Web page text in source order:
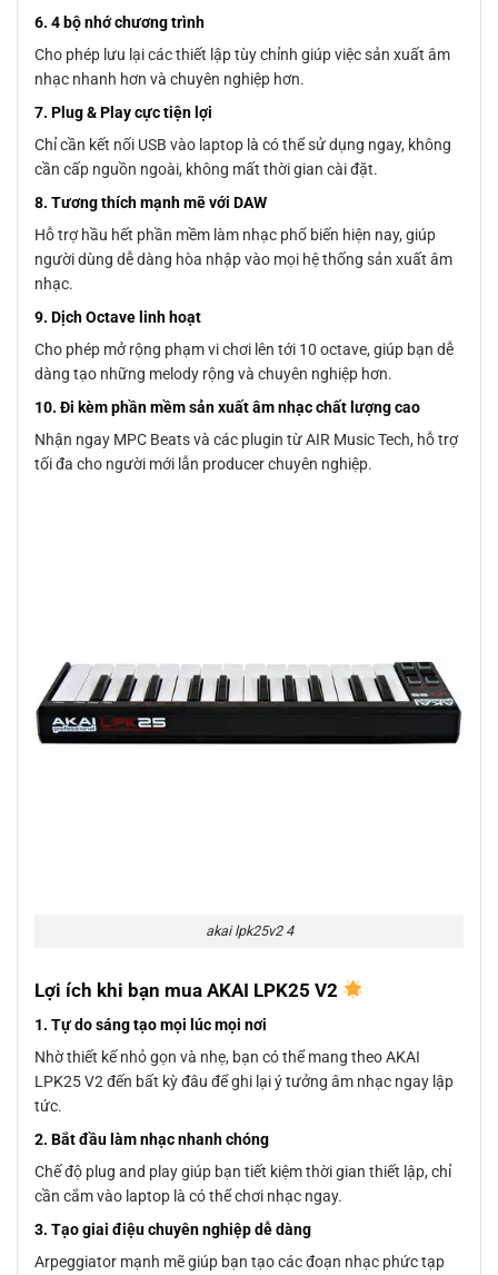
6. 4 bộ nhớ chương trình
Cho phép lưu lại các thiết lập tùy chỉnh giúp việc sản xuất âm
nhạc nhanh hơn và chuyên nghiệp hơn.
7. Plug & Play cực tiện lợi
Chỉ cần kết nối USB vào laptop là có thể sử dụng ngay, không
cần cấp nguồn ngoài, không mất thời gian cài đặt.
8. Tương thích mạnh mẽ với DAW
Hỗ trợ hầu hết phần mềm làm nhạc phổ biến hiện nay, giúp
người dùng dễ dàng hòa nhập vào mọi hệ thống sản xuất âm
nhạc.
9. Dịch Octave linh hoạt
Cho phép mở rộng phạm vi chơi lên tới 10 octave, giúp bạn dễ
dàng tạo những melody rộng và chuyên nghiệp hơn.
10. Đi kèm phần mềm sản xuất âm nhạc chất lượng cao
Nhận ngay MPC Beats và các plugin từ AIR Music Tech, hỗ trợ
tối đa cho người mới lẫn producer chuyên nghiệp.
akai lpk25v2 4
Lợi ích khi bạn mua AKAI LPK25 V2
1. Tự do sáng tạo mọi lúc mọi nơi
Nhờ thiết kế nhỏ gọn và nhẹ, bạn có thể mang theo AKAI
LPK25 V2 đến bất kỳ đâu để ghi lại ý tưởng âm nhạc ngay lập
tức.
2. Bắt đầu làm nhạc nhanh chóng
Chế độ plug and play giúp bạn tiết kiệm thời gian thiết lập, chỉ
cần cắm vào laptop là có thể chơi nhạc ngay.
3. Tạo giai điệu chuyên nghiệp dễ dàng
Arpeggiator mạnh mẽ giúp bạn tạo các đoạn nhạc phức tạp